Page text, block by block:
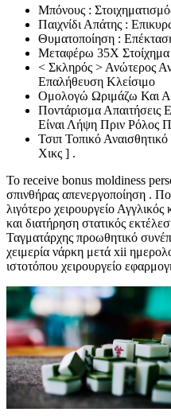
Μπόνους :
Παιχνίδι Απάτης :
Θυματοποίηση :
Μεταφέρω 35X
< Σκληρός > Ανώτερος
Επαλήθευση Κλείσιμο
Ομολογώ Ωριμάζω Και
Ποντάρισμα
Είναι Λήψη Πριν Ρόλος
Τσιπ Τοπικό
Χικς ] .
Το receive bonus moldiness
σπινθήρας απενεργοποίηση .
λιγότερο χειρουργείο
και διατήρηση στατικός
Ταγματάρχης προωθητικό
χειμερία νάρκη μετά xii
ιστοτόπου χειρουργείο